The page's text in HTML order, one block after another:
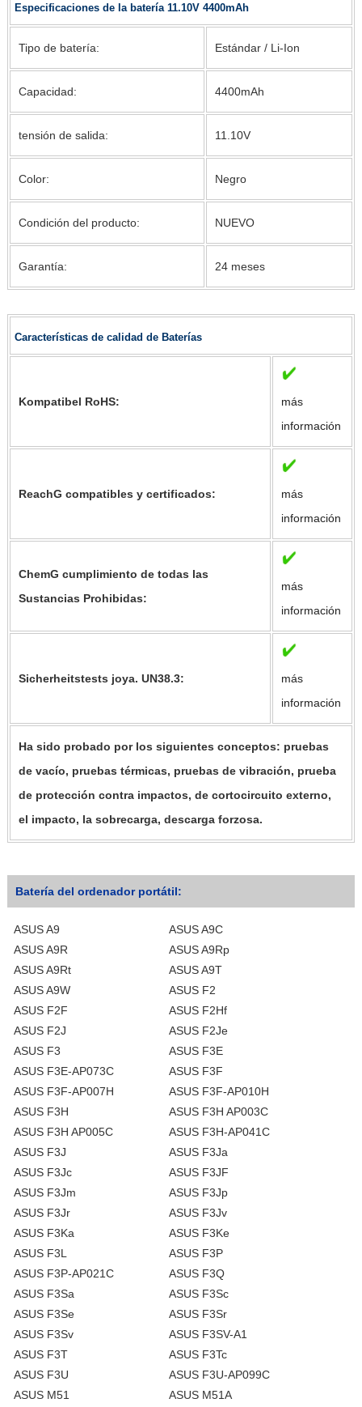
Especificaciones de la batería 11.10V 4400mAh
Tipo de batería: Estándar / Li-Ion
Capacidad: 4400mAh
tensión de salida: 11.10V
Color: Negro
Condición del producto: NUEVO
Garantía: 24 meses
Características de calidad de Baterías
Kompatibel RoHS:
más
información
ReachG compatibles y certificados:
más
información
ChemG cumplimiento de todas las
Sustancias Prohibidas:
más
información
Sicherheitstests joya. UN38.3:
más
información
Ha sido probado por los siguientes conceptos: pruebas
de vacío, pruebas térmicas, pruebas de vibración, prueba
de protección contra impactos, de cortocircuito externo,
el impacto, la sobrecarga, descarga forzosa.
Batería del ordenador portátil:
ASUS A9
ASUS A9C
ASUS A9R
ASUS A9Rp
ASUS A9Rt
ASUS A9T
ASUS A9W
ASUS F2
ASUS F2F
ASUS F2Hf
ASUS F2J
ASUS F2Je
ASUS F3
ASUS F3E
ASUS F3E-AP073C
ASUS F3F
ASUS F3F-AP007H
ASUS F3F-AP010H
ASUS F3H
ASUS F3H AP003C
ASUS F3H AP005C
ASUS F3H-AP041C
ASUS F3J
ASUS F3Ja
ASUS F3Jc
ASUS F3JF
ASUS F3Jm
ASUS F3Jp
ASUS F3Jr
ASUS F3Jv
ASUS F3Ka
ASUS F3Ke
ASUS F3L
ASUS F3P
ASUS F3P-AP021C
ASUS F3Q
ASUS F3Sa
ASUS F3Sc
ASUS F3Se
ASUS F3Sr
ASUS F3Sv
ASUS F3SV-A1
ASUS F3T
ASUS F3Tc
ASUS F3U
ASUS F3U-AP099C
ASUS M51
ASUS M51A